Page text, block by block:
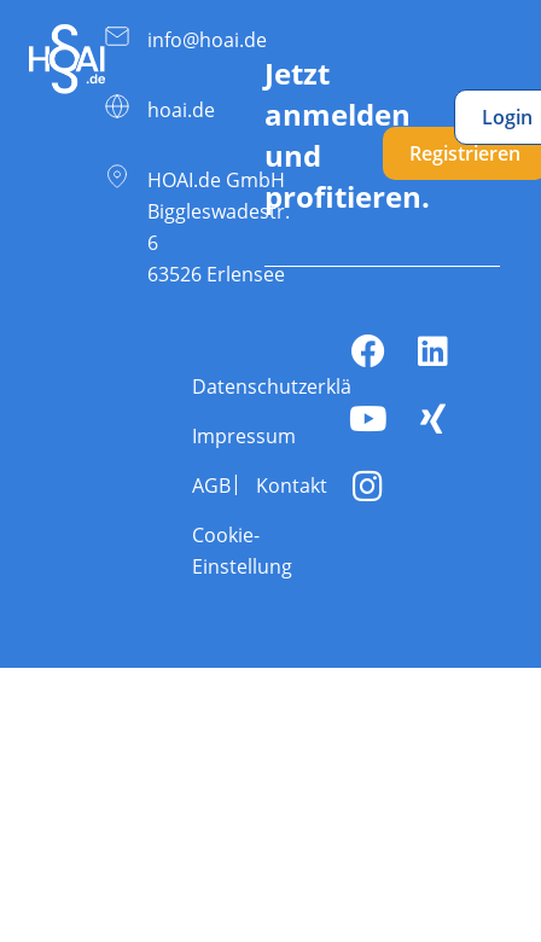
info@hoai.de
hoai.de
HOAI.de GmbH
Biggleswadestr.
6
63526 Erlensee
Jetzt
anmelden
und
profitieren.
Registrieren
Login
Datenschutzerklärung
Impressum
AGB
Kontakt
Cookie-
Einstellung